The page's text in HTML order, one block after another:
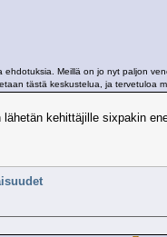
Meillä on jo nyt paljon
tästä keskustelua, ja tervetuloa
kehittäjille sixpakin